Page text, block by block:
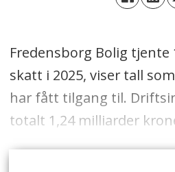
Fredensborg Bolig
skatt i 2025, viser tall
har fått tilgang til.
totalt 1,24 milliarder